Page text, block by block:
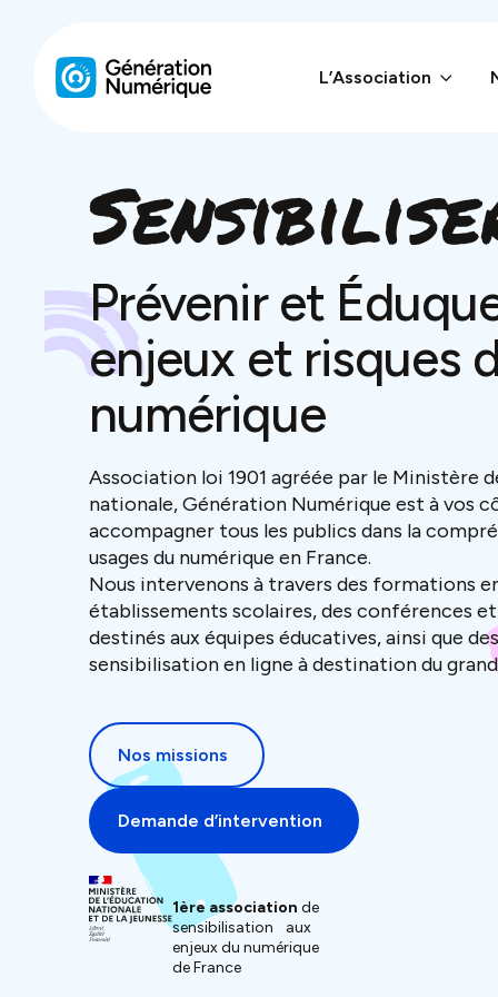
L’Association
L’Association
Enquêtes
Ressources
Dans la presse
Prévenir et
enjeux et risques
numérique
Association loi 1901 agréée par le Ministère
nationale, Génération Numérique est à vos
accompagner tous les publics dans la
usages du numérique en France.
Nous intervenons à travers des formations
établissements scolaires, des conférences
destinés aux équipes éducatives, ainsi que
sensibilisation en ligne à destination du
Nos missions
Demande d’intervention
1ère association de
sensibilisation aux
enjeux du numérique
de France